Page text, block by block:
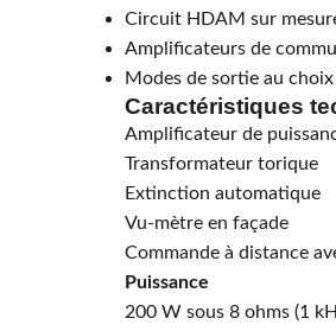
Circuit HDAM sur
Amplificateurs de
Modes de sortie au choix
Caractéristiques
Amplificateur de
Transformateur torique
Extinction automatique
Vu-mètre en façade
Commande à distance
Puissance
200 W sous 8 ohms (1